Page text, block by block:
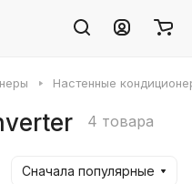
Настенные
4 товара
Сначала популярные